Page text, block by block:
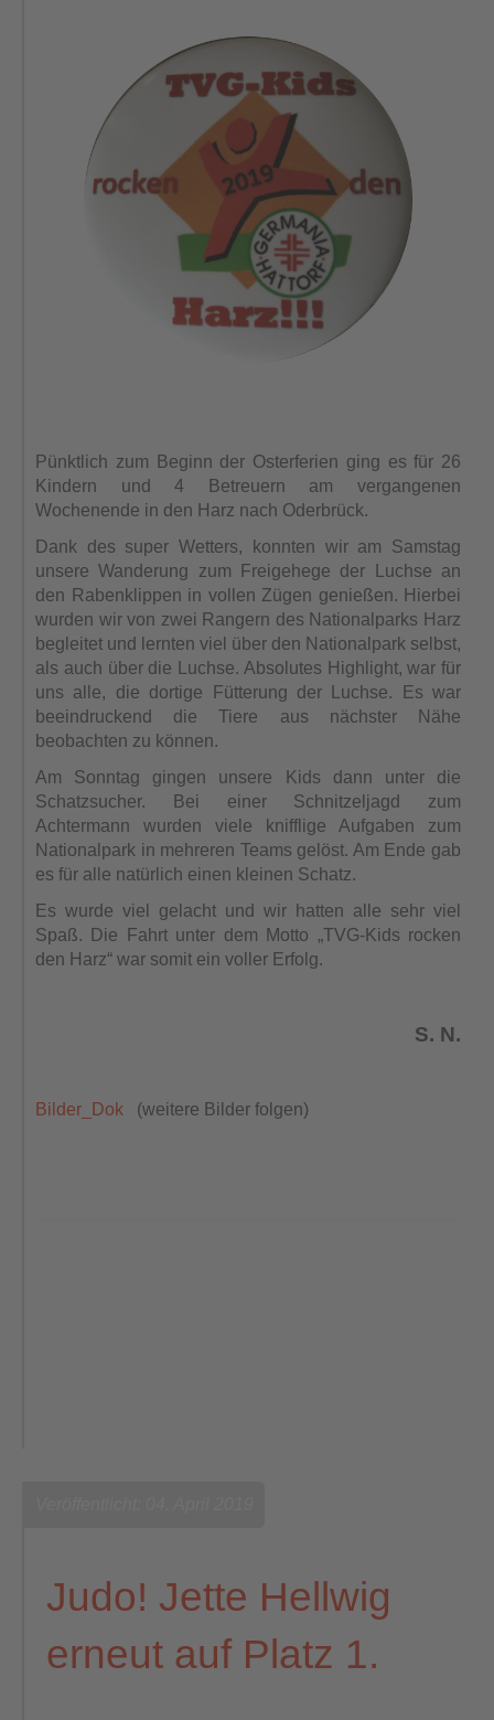
Pünktlich zum Beginn der Osterferien ging es für 26
Kindern und 4 Betreuern am vergangenen
Wochenende in den Harz nach Oderbrück.
Dank des super Wetters, konnten wir am Samstag
unsere Wanderung zum Freigehege der Luchse an
den Rabenklippen in vollen Zügen genießen. Hierbei
wurden wir von zwei Rangern des Nationalparks Harz
begleitet und lernten viel über den Nationalpark selbst,
als auch über die Luchse. Absolutes Highlight, war für
uns alle, die dortige Fütterung der Luchse. Es war
beeindruckend die Tiere aus nächster Nähe
beobachten zu können.
Am Sonntag gingen unsere Kids dann unter die
Schatzsucher. Bei einer Schnitzeljagd zum
Achtermann wurden viele knifflige Aufgaben zum
Nationalpark in mehreren Teams gelöst. Am Ende gab
es für alle natürlich einen kleinen Schatz.
Es wurde viel gelacht und wir hatten alle sehr viel
Spaß. Die Fahrt unter dem Motto „TVG-Kids rocken
den Harz“ war somit ein voller Erfolg.
S. N.
Bilder_Dok (weitere Bilder folgen)
Judo! Jette Hellwig
erneut auf Platz 1.